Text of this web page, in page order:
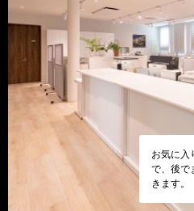
お気に入
で、後で
きます。